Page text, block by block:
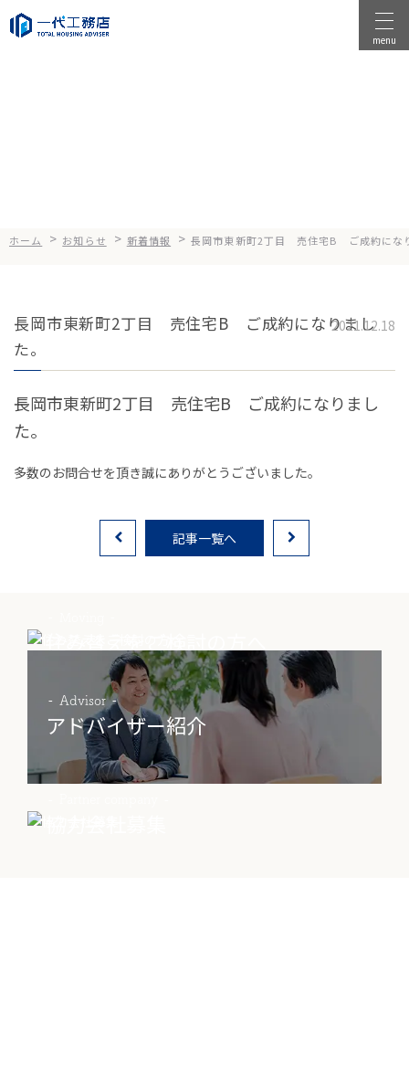
会社案内
健康経営
選ばれる理由
お客様の声
家選びの知識
お問い合わせはこちらから
0258-34-2221
受付時間：9:00～18:00（土日祝 年末年始除く）
menu
ホーム > お知らせ > 新着情報 > 長岡市東新町2丁目 売住宅B ご成約にな
長岡市東新町2丁目 売住宅B ご成約になりまし
た。
2021.12.18
長岡市東新町2丁目 売住宅B ご成約になりまし
た。
多数のお問合せを頂き誠にありがとうございました。
記事一覧へ
Advisor
アドバイザー紹介